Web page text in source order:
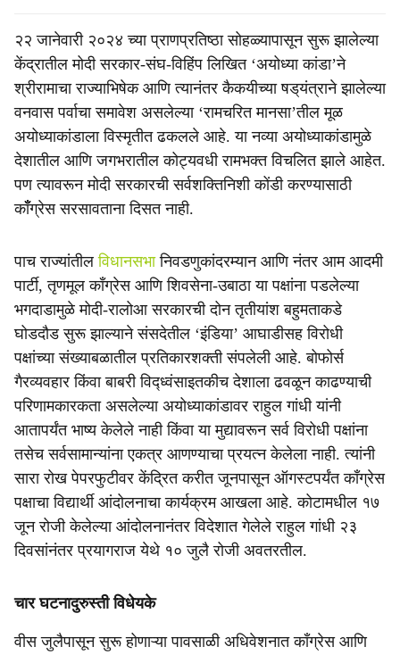
२२ जानेवारी २०२४ च्या प्राणप्रतिष्ठा सोहळ्यापासून सुरू झालेल्या
केंद्रातील मोदी सरकार-संघ-विहिंप लिखित ‘अयोध्या कांडा’ने
श्रीरामाचा राज्याभिषेक आणि त्यानंतर कैकयीच्या षड्‌यंत्राने झालेल्या
वनवास पर्वाचा समावेश असलेल्या ‘रामचरित मानसा’तील मूळ
अयोध्याकांडाला विस्मृतीत ढकलले आहे. या नव्या अयोध्याकांडामुळे
देशातील आणि जगभरातील कोट्यवधी रामभक्त विचलित झाले आहेत.
पण त्यावरून मोदी सरकारची सर्वशक्तिनिशी कोंडी करण्यासाठी
काँँग्रेस सरसावताना दिसत नाही.
पाच राज्यांतीलविधानसभानिवडणुकांदरम्यान आणि नंतर आम आदमी
पार्टी, तृणमूल काँग्रेस आणि शिवसेना-उबाठा या पक्षांना पडलेल्या
भगदाडामुळे मोदी-रालोआ सरकारची दोन तृतीयांश बहुमताकडे
घोडदौड सुरू झाल्याने संसदेतील ‘इंडिया’ आघाडीसह विरोधी
पक्षांच्या संख्याबळातील प्रतिकारशक्ती संपलेली आहे. बोफोर्स
गैरव्यवहार किंवा बाबरी विद्ध्वंसाइतकीच देशाला ढवळून काढण्याची
परिणामकारकता असलेल्या अयोध्याकांडावर राहुल गांधी यांनी
आतापर्यंत भाष्य केलेले नाही किंवा या मुद्यावरून सर्व विरोधी पक्षांना
तसेच सर्वसामान्यांना एकत्र आणण्याचा प्रयत्न केलेला नाही. त्यांनी
सारा रोख पेपरफुटीवर केंद्रित करीत जूनपासून ऑगस्टपर्यंत काँग्रेस
पक्षाचा विद्यार्थी आंदोलनाचा कार्यक्रम आखला आहे. कोटामधील १७
जून रोजी केलेल्या आंदोलनानंतर विदेशात गेलेले राहुल गांधी २३
दिवसांनंतर प्रयागराज येथे १० जुलै रोजी अवतरतील.
चार घटनादुरुस्ती विधेयके
वीस जुलैपासून सुरू होणाऱ्या पावसाळी अधिवेशनात काँग्रेस आणि